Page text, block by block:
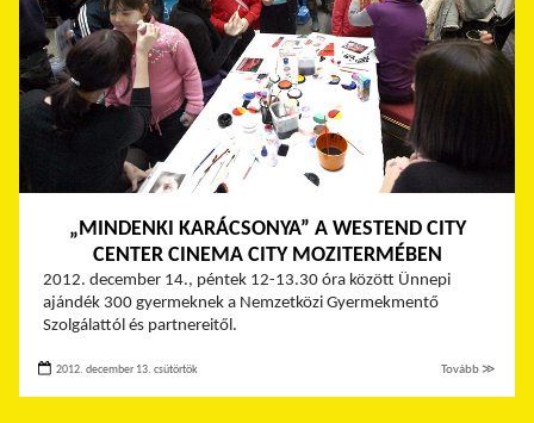
„MINDENKI KARÁCSONYA” A WESTEND CITY
CENTER CINEMA CITY MOZITERMÉBEN
2012. december 14., péntek 12-13.30 óra között Ünnepi
ajándék 300 gyermeknek a Nemzetközi Gyermekmentő
Szolgálattól és partnereitől.
2012. december 13. csütörtök Tovább ≫